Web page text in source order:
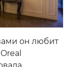
он любит